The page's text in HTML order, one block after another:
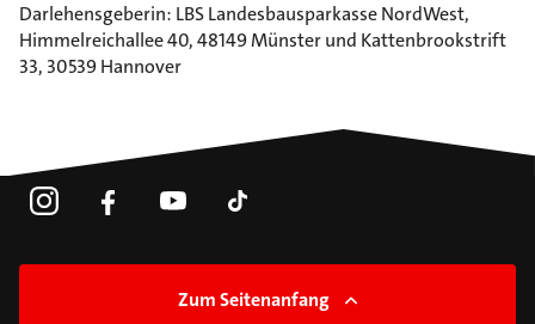
Darlehensgeberin: LBS Landesbausparkasse NordWest,
Himmelreichallee 40, 48149 Münster und Kattenbrookstrift
33, 30539 Hannover
Zum Seitenanfang